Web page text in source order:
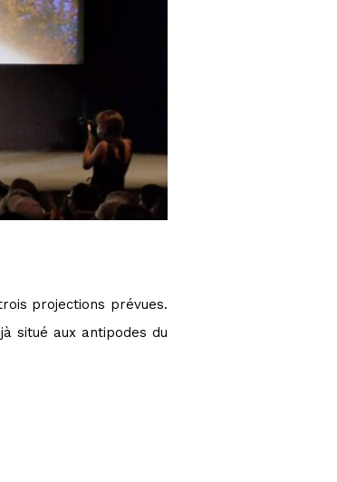
projections prévues.
situé aux antipodes du